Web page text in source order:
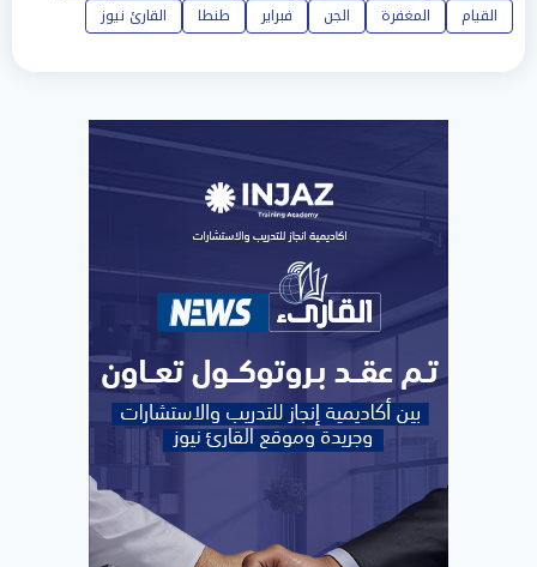
القيام
المغفرة الجن فبراير طنطا القارئ نيوز